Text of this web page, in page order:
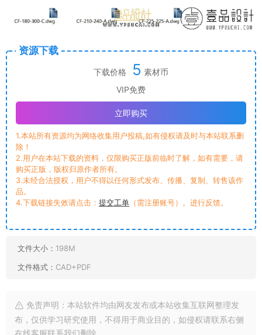
资源下载
下载价格 5 素材币
VIP免费
立即购买
1.本站所有资源均为网络收集用户投稿,如有侵权请及时与本站联系删
除！
2.用户在本站下载的资料，仅限购买正版前临时了解，如有需要，请
购买正版，版权归原作者所有。
3.未经合法授权，用户不得以任何形式发布、传播、复制、转售该作
品。
4.下载链接失效请点击： 提交工单 （需注册账号）。进行反馈。
文件大小： 198M
文件格式： CAD+PDF
免责声明：本站软件均由网友发布或本站收集互联网整理发
布，仅供学习研究使用，不得用于商业目的，如侵权请联系右侧